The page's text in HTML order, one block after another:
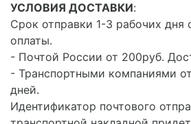
УСЛОВИЯ ДОСТАВКИ:
Срок отправки 1-3 рабочих дня
оплаты.
- Почтой России от 200руб.
- Транспортными компаниями
дней.
Идентификатор почтового